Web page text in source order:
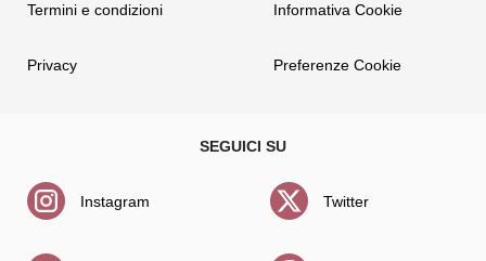
Termini e condizioni
Privacy
Informativa Cookie
Preferenze Cookie
Instagram Twitter